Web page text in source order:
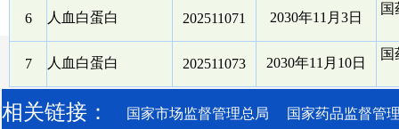
6 人血白蛋白 202511071 2030年11月3日
国
7 人血白蛋白 202511073 2030年11月10日
国
相关链接： 国家市场监督管理总局 国家药品监督管